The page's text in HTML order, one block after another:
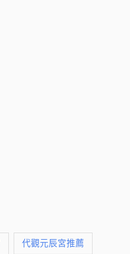
代觀元辰宮推薦